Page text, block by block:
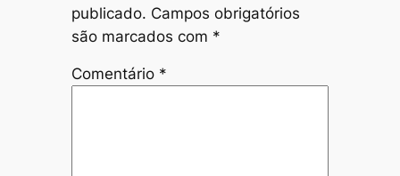
publicado. Campos obrigatórios
são marcados com *
Comentário *